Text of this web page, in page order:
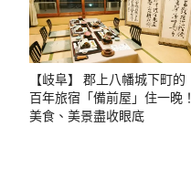
【岐阜】 郡上八幡城下町的
百年旅宿「備前屋」住一晚！
美食、美景盡收眼底